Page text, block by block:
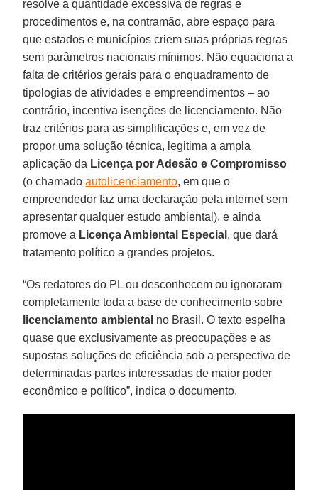
resolve a quantidade excessiva de regras e
procedimentos e, na contramão, abre espaço para
que estados e municípios criem suas próprias regras
sem parâmetros nacionais mínimos. Não equaciona a
falta de critérios gerais para o enquadramento de
tipologias de atividades e empreendimentos – ao
contrário, incentiva isenções de licenciamento. Não
traz critérios para as simplificações e, em vez de
propor uma solução técnica, legitima a ampla
aplicação da Licença por Adesão e Compromisso
(o chamadoautolicenciamento, em que o
empreendedor faz uma declaração pela internet sem
apresentar qualquer estudo ambiental), e ainda
promove a Licença Ambiental Especial , que dará
tratamento político a grandes projetos.
“Os redatores do PL ou desconhecem ou ignoraram
completamente toda a base de conhecimento sobre
licenciamento ambiental no Brasil. O texto espelha
quase que exclusivamente as preocupações e as
supostas soluções de eficiência sob a perspectiva de
determinadas partes interessadas de maior poder
econômico e político”, indica o documento.